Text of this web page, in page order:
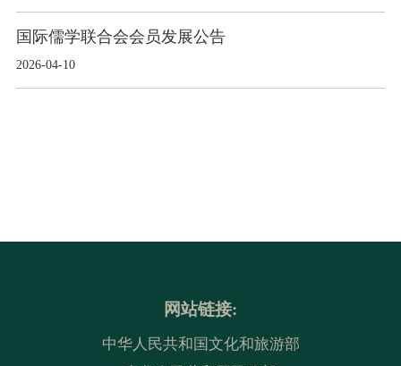
国际儒学联合会会员发展公告
2026-04-10
网站链接:
中华人民共和国文化和旅游部